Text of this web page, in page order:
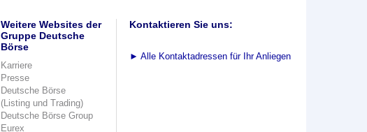
Weitere Websites der
Gruppe Deutsche
Börse
Karriere
Presse
Deutsche Börse
(Listing und Trading)
Deutsche Börse Group
Eurex
Kontaktieren Sie uns:
► Alle Kontaktadressen für Ihr Anliegen